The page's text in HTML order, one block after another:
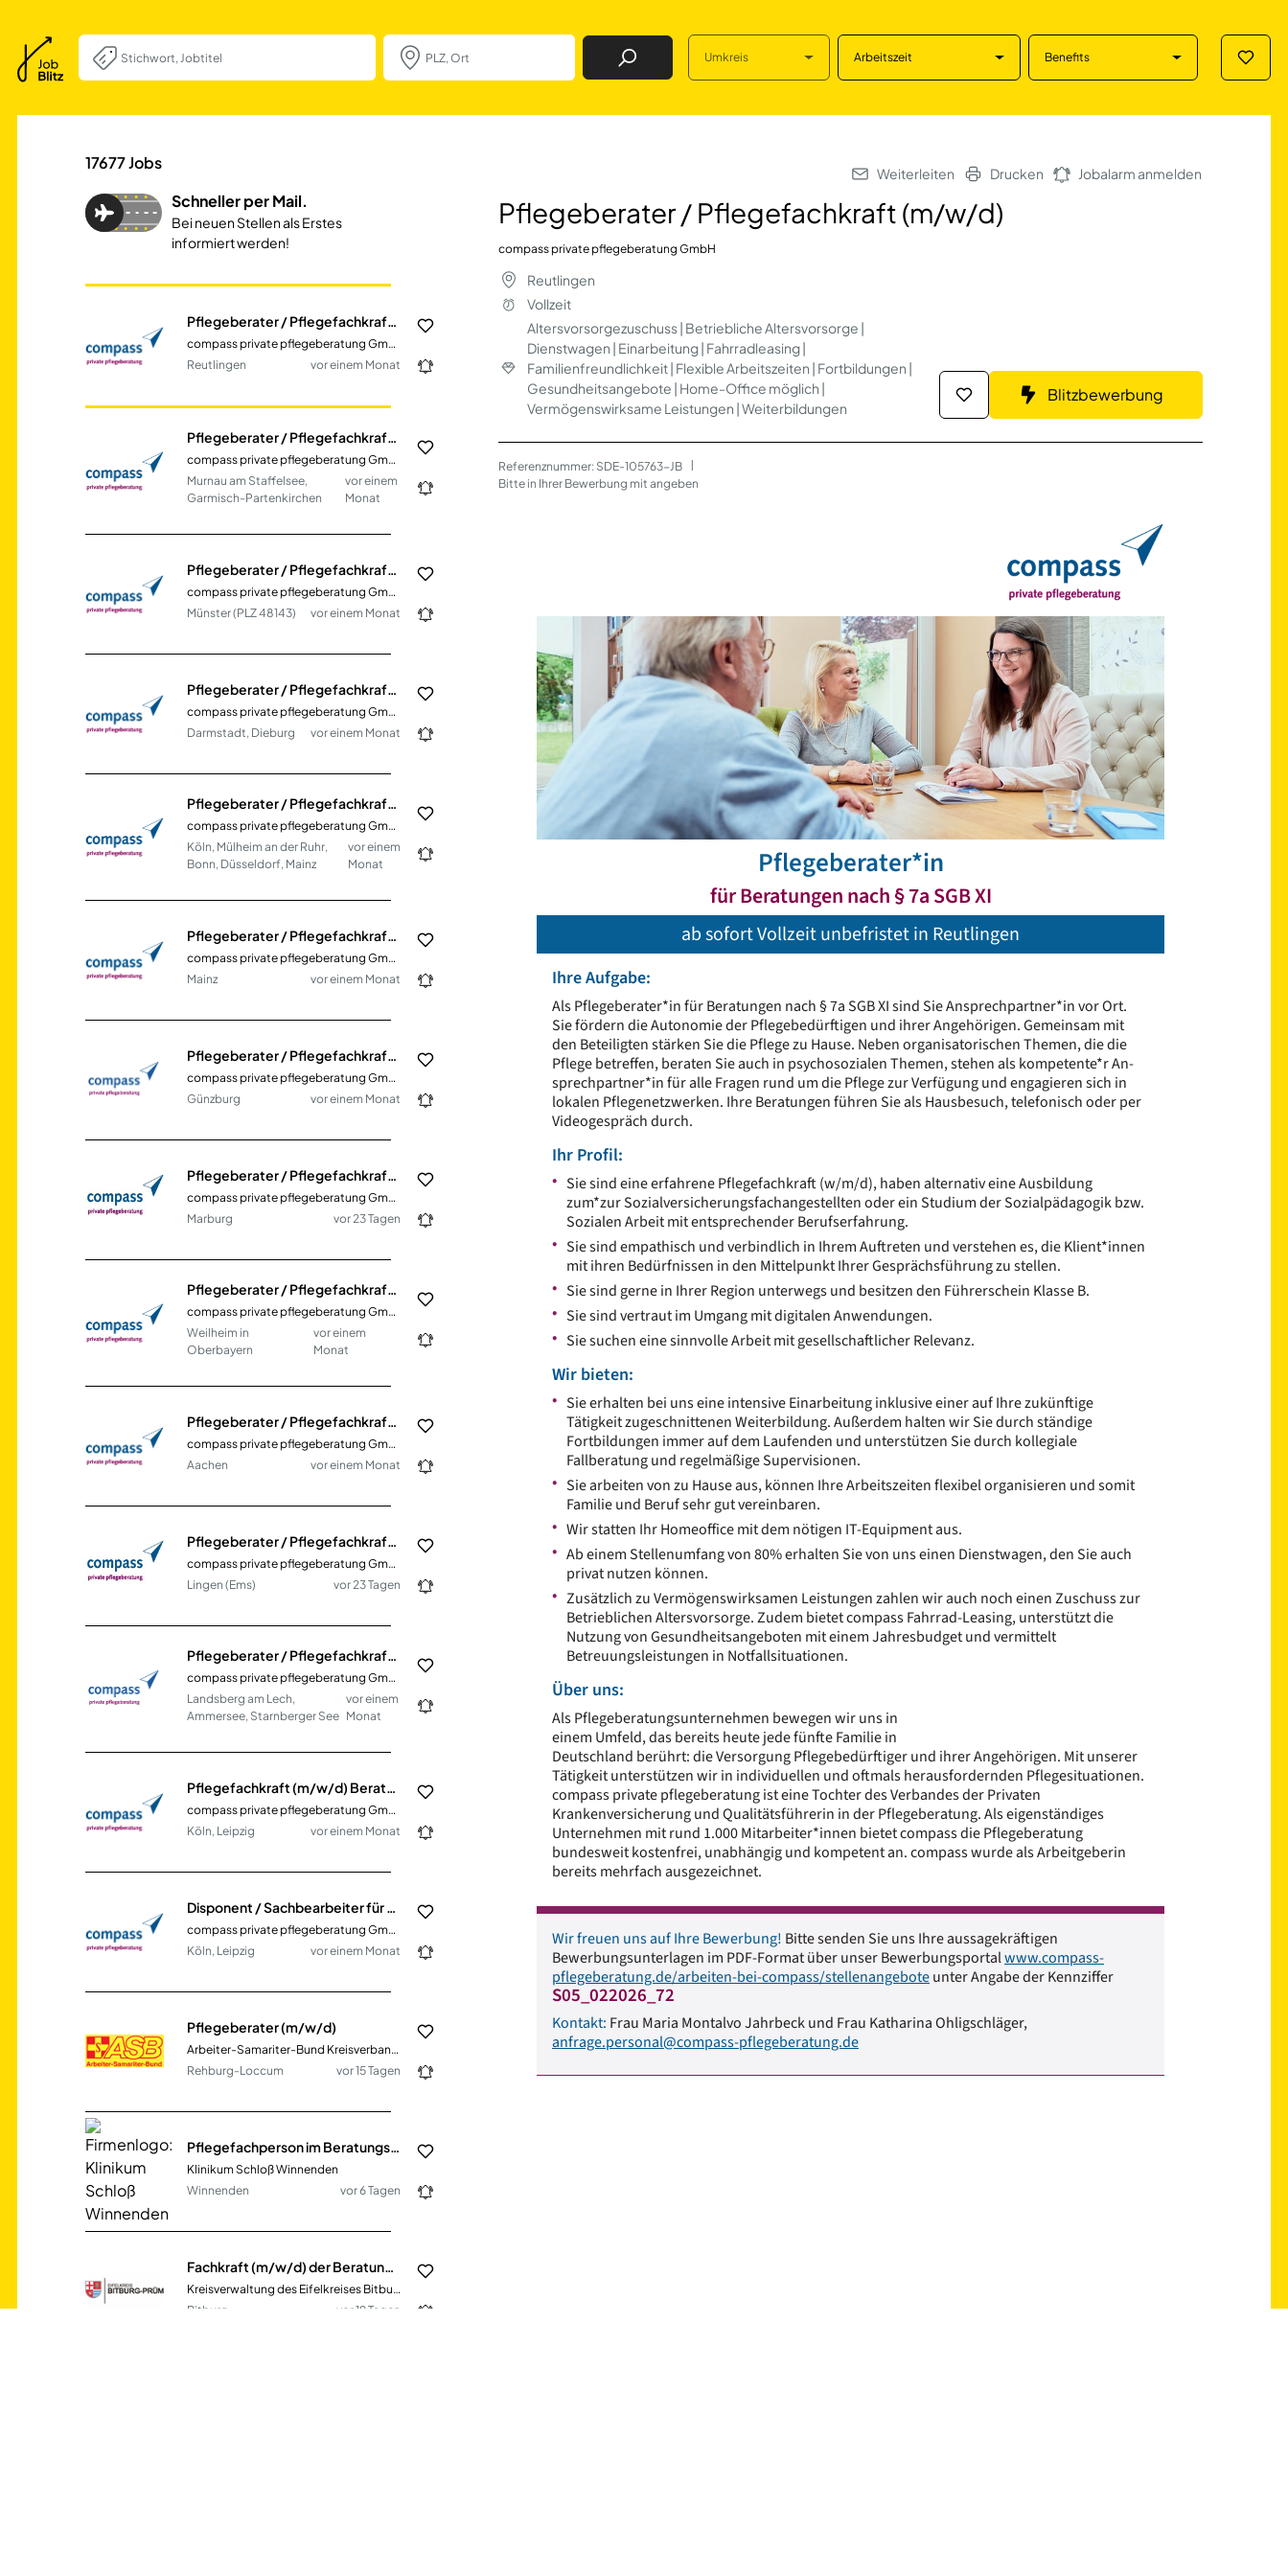
Job Finden Umkreis Arbeitszeit Benefits
Pflegeberater / Pflegefachkraft (m/w/d) in
17677Jobs
Schneller per Mail.
Bei neuen Stellen als Erstes
informiert werden!
Pflegeberater / Pflegefachkraft (m/w/d)
compass private pflegeberatung GmbH
Reutlingen
vor einem Monat
Pflegeberater / Pflegefachkraft (m/w/d)
compass private pflegeberatung GmbH
Murnau am Staffelsee,
Garmisch-Partenkirchen
vor einem
Monat
Pflegeberater / Pflegefachkraft (m/w/d)
compass private pflegeberatung GmbH
Münster (PLZ 48143)
vor einem Monat
Pflegeberater / Pflegefachkraft (m/w/d)
compass private pflegeberatung GmbH
Darmstadt, Dieburg
vor einem Monat
Pflegeberater / Pflegefachkraft (m/w/d)
compass private pflegeberatung GmbH
Köln, Mülheim an der Ruhr,
Bonn, Düsseldorf, Mainz
vor einem
Monat
Pflegeberater / Pflegefachkraft (m/w/d)
compass private pflegeberatung GmbH
Mainz
vor einem Monat
Pflegeberater / Pflegefachkraft (m/w/d)
compass private pflegeberatung GmbH
Günzburg
vor einem Monat
Pflegeberater / Pflegefachkraft (m/w/d)
compass private pflegeberatung GmbH
Marburg
vor 23 Tagen
Pflegeberater / Pflegefachkraft (m/w/d)
compass private pflegeberatung GmbH
Weilheim in
Oberbayern
vor einem
Monat
Pflegeberater / Pflegefachkraft (m/w/d)
compass private pflegeberatung GmbH
Aachen
vor einem Monat
Pflegeberater / Pflegefachkraft (m/w/d)
compass private pflegeberatung GmbH
Lingen (Ems)
vor 23 Tagen
Pflegeberater / Pflegefachkraft (m/w/d)
compass private pflegeberatung GmbH
Landsberg am Lech,
Ammersee, Starnberger See
vor einem
Monat
compass private pflegeberatung GmbH
Köln, Leipzig
vor einem Monat
compass private pflegeberatung GmbH
Köln, Leipzig
vor einem Monat
Pflegeberater (m/w/d)
Arbeiter-Samariter-Bund Kreisverband Nienburg
Rehburg-Loccum
vor 15 Tagen
Pflegefachperson im Beratungs- und Aufnahmezentrum (m/w/d) in Teilzeit (80%)
Klinikum Schloß Winnenden
Winnenden
vor 6 Tagen
Fachkraft (m/w/d) der Beratung und Koordinierung in den Pflegestützpunkten Speicher
Kreisverwaltung des Eifelkreises Bitburg-Prüm
Bitburg
vor 19 Tagen
Weiterleiten Drucken Jobalarm anmelden
Pflegeberater / Pflegefachkraft (m/w/d)
compass private pflegeberatung GmbH
Reutlingen
Vollzeit
Altersvorsorgezuschuss | Betriebliche Altersvorsorge |
Dienstwagen | Einarbeitung | Fahrradleasing |
Familienfreundlichkeit | Flexible Arbeitszeiten | Fortbildungen |
Gesundheitsangebote | Home-Office möglich |
Vermögenswirksame Leistungen | Weiterbildungen
Blitzbewerbung
Referenznummer: SDE-105763-JB
Bitte in Ihrer Bewerbung mit angeben